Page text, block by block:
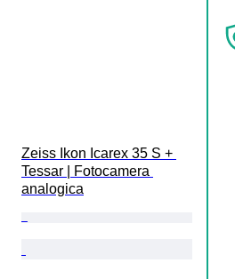
Zeiss Ikon Icarex 35 S +
Tessar | Fotocamera
analogica